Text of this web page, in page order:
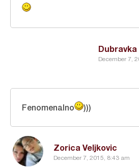
December 7,
Zorica Veljkovic
December 7, 2015, 8:43 am
Fenomenalno )))